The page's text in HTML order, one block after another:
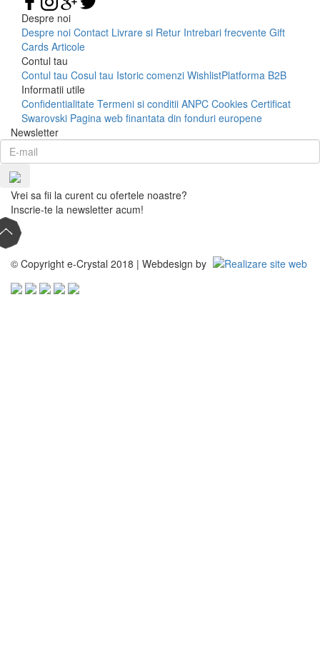
Despre noi
Despre noi Contact Livrare si Retur Intrebari frecvente Gift
Cards Articole
Contul tau
Contul tau Cosul tau Istoric comenzi WishlistPlatforma B2B
Informatii utile
Confidentialitate Termeni si conditii ANPC Cookies Certificat
Swarovski Pagina web finantata din fonduri europene
Newsletter
Vrei sa fii la curent cu ofertele noastre?
Inscrie-te la newsletter acum!
© Copyright e-Crystal 2018 | Webdesign by